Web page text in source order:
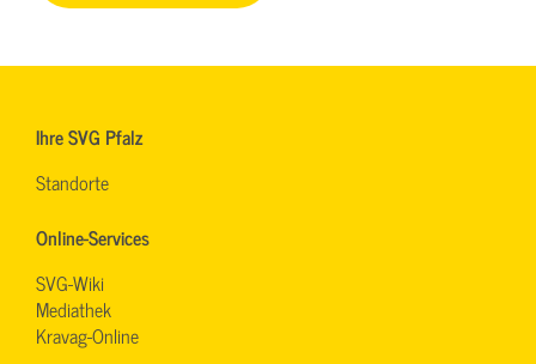
Ihre SVG Pfalz
Standorte
Online-Services
SVG-Wiki
Mediathek
Kravag-Online